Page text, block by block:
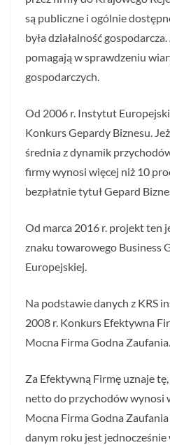
są publiczne i ogólnie
była działalność
pomagają w sprawdzeniu
gospodarczych.
Od 2006 r. Instytut
Konkurs Gepardy Biznesu.
średnia z dynamik
firmy wynosi więcej niż 10
bezpłatnie tytuł Gepard
Od marca 2016 r. projekt ten
znaku towarowego Business
Europejskiej.
Na podstawie danych z KRS
2008 r. Konkurs Efektywna
Mocna Firma Godna Zaufania.
Za Efektywną Firmę uznaje
netto do przychodów wynosi
Mocna Firma Godna
danym roku jest